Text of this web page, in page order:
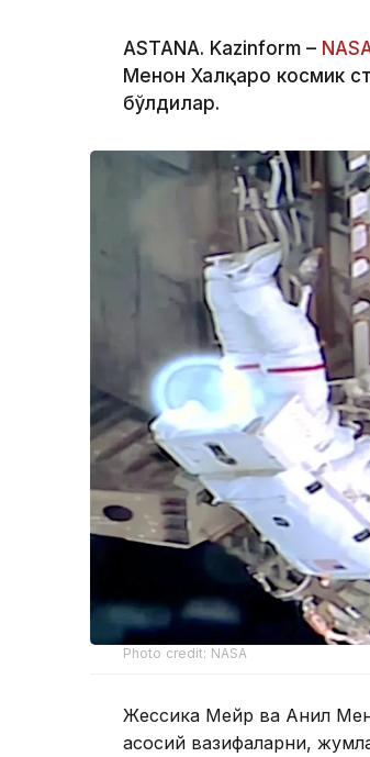
ASTANA. Kazinform –
Менон Халқаро космик
бўлдилар.
Photo credit: NASA
Жессика Мейр ва Анил
асосий вазифаларни,